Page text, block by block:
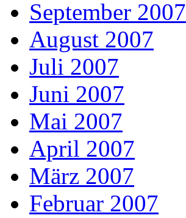
September 2007
August 2007
Juli 2007
Juni 2007
Mai 2007
April 2007
März 2007
Februar 2007